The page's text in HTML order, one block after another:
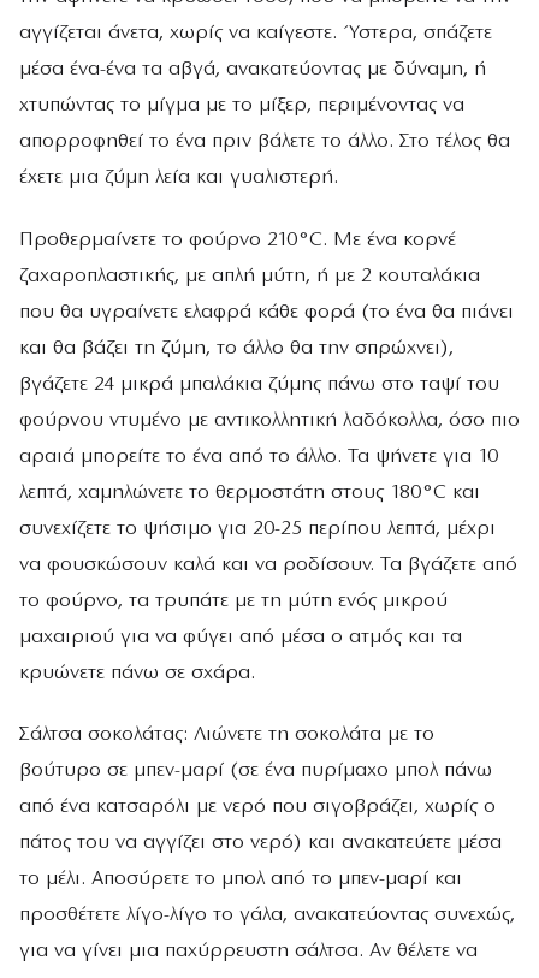
αγγίζεται άνετα, χωρίς να καίγεστε. Ύστερα, σπάζετε
μέσα ένα-ένα τα αβγά, ανακατεύοντας με δύναμη, ή
χτυπώντας το μίγμα με το μίξερ, περιμένοντας να
απορροφηθεί το ένα πριν βάλετε το άλλο. Στο τέλος θα
έχετε μια ζύμη λεία και γυαλιστερή.
Προθερμαίνετε το φούρνο 210°C. Με ένα κορνέ
ζαχαροπλαστικής, με απλή μύτη, ή με 2 κουταλάκια
που θα υγραίνετε ελαφρά κάθε φορά (το ένα θα πιάνει
και θα βάζει τη ζύμη, το άλλο θα την σπρώχνει),
βγάζετε 24 μικρά μπαλάκια ζύμης πάνω στο ταψί του
φούρνου ντυμένο με αντικολλητική λαδόκολλα, όσο πιο
αραιά μπορείτε το ένα από το άλλο. Τα ψήνετε για 10
λεπτά, χαμηλώνετε το θερμοστάτη στους 180°C και
συνεχίζετε το ψήσιμο για 20-25 περίπου λεπτά, μέχρι
να φουσκώσουν καλά και να ροδίσουν. Τα βγάζετε από
το φούρνο, τα τρυπάτε με τη μύτη ενός μικρού
μαχαιριού για να φύγει από μέσα ο ατμός και τα
κρυώνετε πάνω σε σχάρα.
Σάλτσα σοκολάτας: Λιώνετε τη σοκολάτα με το
βούτυρο σε μπεν-μαρί (σε ένα πυρίμαχο μπολ πάνω
από ένα κατσαρόλι με νερό που σιγοβράζει, χωρίς ο
πάτος του να αγγίζει στο νερό) και ανακατεύετε μέσα
το μέλι. Αποσύρετε το μπολ από το μπεν-μαρί και
προσθέτετε λίγο-λίγο το γάλα, ανακατεύοντας συνεχώς,
για να γίνει μια παχύρρευστη σάλτσα. Αν θέλετε να